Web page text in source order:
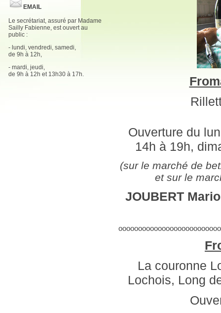
EMAIL
Le secrétariat, assuré par Madame
Sailly Fabienne, est ouvert au
public :
- lundi, vendredi, samedi,
de 9h à 12h,
- mardi, jeudi,
de 9h à 12h et 13h30 à 17h.
Ouverture du
14h à 19h,
(sur le marché de
et sur le
JOUBERT
La couronne
Lochois, Long